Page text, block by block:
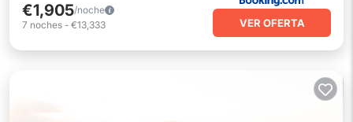
€1,905/noche
7 noches - €13,333 VER OFERTA